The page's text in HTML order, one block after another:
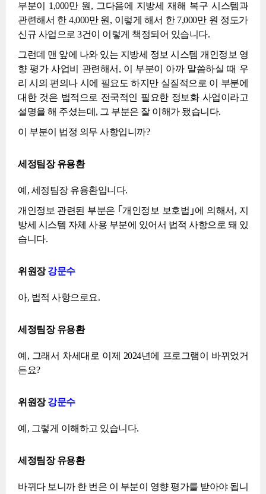
부분이 1,000만 원, 그다음에 지방세 재해 복구 시스템과
관련해서 한 4,000만 원, 이렇게 해서 한 7,000만 원 정도가
신규 사업으로 3건이 이렇게 책정되어 있습니다.
그런데 맨 앞에 나와 있는 지방세 정보 시스템 개인정보 영
향 평가 사업비 관련해서, 이 부분이 아까 말씀하실 때 우
리 시의 편의나 시에 필요도 하지만 실질적으로 이 부분에
대한 것은 법적으로 전국적인 필요한 정보화 사업이라고
설명을 해 주셨는데, 그 부분은 잘 이해가 됐습니다.
이 부분이 법정 의무 사항입니까?
세정팀장 유용환
예, 세정팀장 유용환입니다.
개인정보 관련된 부분은 ｢개인정보 보호법｣에 의해서, 지
방세 시스템 자체 사용 부분에 있어서 법적 사항으로 돼 있
습니다.
위원장강문수
아, 법적 사항으로요.
세정팀장 유용환
예, 그래서 차세대로 이제 2024년에 프로그램이 바뀌었거
든요?
위원장강문수
예, 그렇게 이해하고 있습니다.
세정팀장 유용환
바뀌다 보니까 한 번은 이 부분이 영향 평가를 받아야 됩니